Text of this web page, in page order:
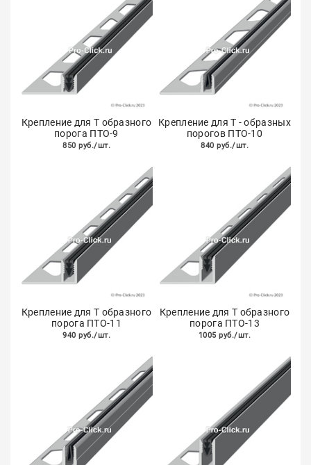
Крепление для Т образного
порога ПТО-9
850 руб./шт.
Крепление для Т - образных
порогов ПТО-10
840 руб./шт.
Крепление для Т образного
порога ПТО-11
940 руб./шт.
Крепление для Т образного
порога ПТО-13
1005 руб./шт.